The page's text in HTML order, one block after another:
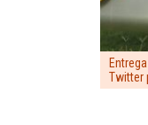
Twitter